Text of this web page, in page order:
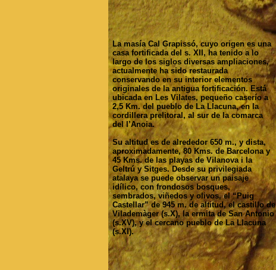
La masía Cal Grapissó, cuyo origen es una
casa fortificada del s. XII, ha tenido a lo
largo de los siglos diversas ampliaciones,
actualmente ha sido restaurada
conservando en su interior elementos
originales de la antigua fortificación. Está
ubicada en Les Vilates, pequeño caserío a
2,5 Km. del pueblo de La Llacuna, en la
cordillera prelitoral, al sur de la comarca
del l’Anoia.
Su altitud es de alrededor 650 m., y dista,
aproximadamente, 80 Kms. de Barcelona y
45 Kms. de las playas de Vilanova i la
Geltrú y Sitges. Desde su privilegiada
atalaya se puede observar un paisaje
idílico, con frondosos bosques,
sembrados, viñedos y olivos, el “Puig
Castellar” de 945 m. de altitud, el castillo de
Vilademàger (s.X), la ermita de San Antonio
(s.XV), y el cercano pueblo de La Llacuna
(s.XI).